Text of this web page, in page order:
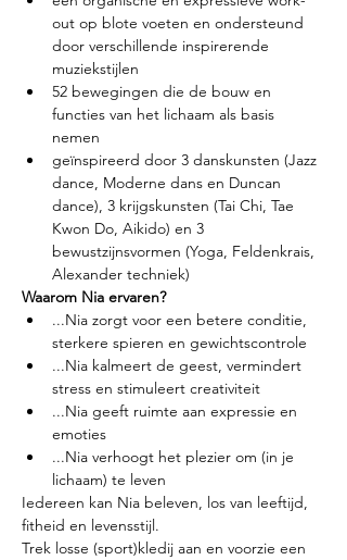
out op blote voeten en ondersteund
door verschillende inspirerende
muziekstijlen
52 bewegingen die de bouw en
functies van het lichaam als basis
nemen
geïnspireerd door 3 danskunsten (Jazz
dance, Moderne dans en Duncan
dance), 3 krijgskunsten (Tai Chi, Tae
Kwon Do, Aikido) en 3
bewustzijnsvormen (Yoga, Feldenkrais,
Alexander techniek)
Waarom Nia ervaren?
...Nia zorgt voor een betere conditie,
sterkere spieren en gewichtscontrole
...Nia kalmeert de geest, vermindert
stress en stimuleert creativiteit
...Nia geeft ruimte aan expressie en
emoties
...Nia verhoogt het plezier om (in je
lichaam) te leven
Iedereen kan Nia beleven, los van leeftijd,
fitheid en levensstijl.
Trek losse (sport)kledij aan en voorzie een